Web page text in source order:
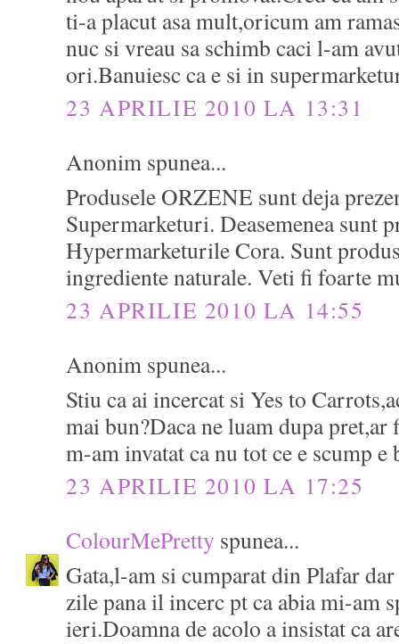
ti-a placut asa mult,oricum am
nuc si vreau sa schimb caci l-am
ori.Banuiesc ca e si in
23 APRILIE 2010 LA 13:31
Anonim spunea...
Produsele ORZENE sunt deja
Supermarketuri. Deasemenea sunt
Hypermarketurile Cora. Sunt
ingrediente naturale. Veti fi foarte
23 APRILIE 2010 LA 14:55
Anonim spunea...
Stiu ca ai incercat si Yes to
mai bun?Daca ne luam dupa pret,ar
m-am invatat ca nu tot ce e scump
23 APRILIE 2010 LA 17:25
ColourMePretty spunea...
Gata,l-am si cumparat din Plafar
zile pana il incerc pt ca abia mi-am
ieri.Doamna de acolo a insistat ca